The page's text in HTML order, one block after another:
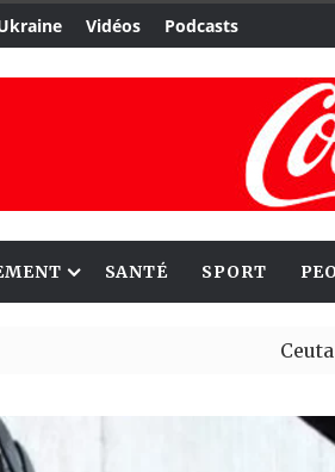
Vidéos Podcasts
SANTÉ SPORT
Ceuta :